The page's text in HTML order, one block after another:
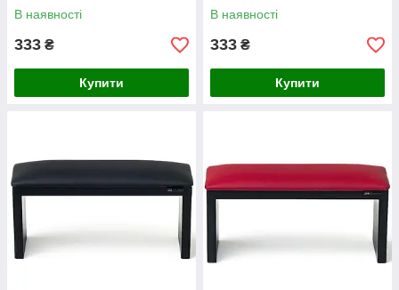
В наявності
333 ₴
Купити
В наявності
333 ₴
Купити